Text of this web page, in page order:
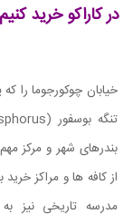
در کاراکو خرید
خیابان چوکورجوما را
تنگه بوسفور
بندرهای شهر و مرکز
از کافه ‌ها و مراکز
مدرسه تاریخی نیز